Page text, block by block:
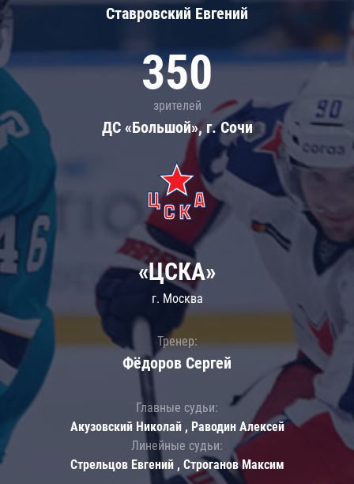
Ставровский Евгений
350
зрителей
ДС «Большой», г. Сочи
«ЦСКА»
г. Москва
Тренер:
Фёдоров Сергей
Главные судьи:
Акузовский Николай , Раводин Алексей
Линейные судьи:
Стрельцов Евгений , Строганов Максим